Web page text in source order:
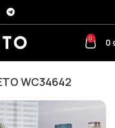
0 0
WC34642